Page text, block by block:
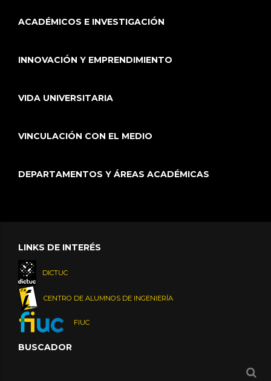
ACADÉMICOS E INVESTIGACIÓN
INNOVACIÓN Y EMPRENDIMIENTO
VIDA UNIVERSITARIA
VINCULACIÓN CON EL MEDIO
DEPARTAMENTOS Y ÁREAS ACADÉMICAS
LINKS DE INTERÉS
DICTUC
CENTRO DE ALUMNOS DE INGENIERÍA
FIUC
BUSCADOR